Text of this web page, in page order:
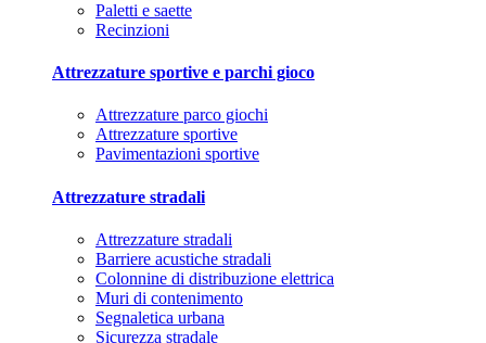
Paletti e saette
Recinzioni
Attrezzature sportive e parchi gioco
Attrezzature parco giochi
Attrezzature sportive
Pavimentazioni sportive
Attrezzature stradali
Attrezzature stradali
Barriere acustiche stradali
Colonnine di distribuzione elettrica
Muri di contenimento
Segnaletica urbana
Sicurezza stradale